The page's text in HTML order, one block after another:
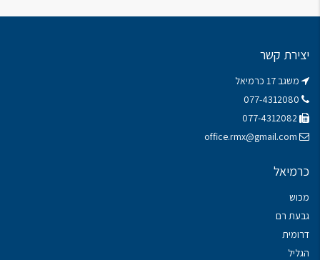
יצירת קשר
משגב 17 כרמיאל
office.rmx@gmail.com
כרמיאל
מכוש
גבעת רם
דרומית
הגליל